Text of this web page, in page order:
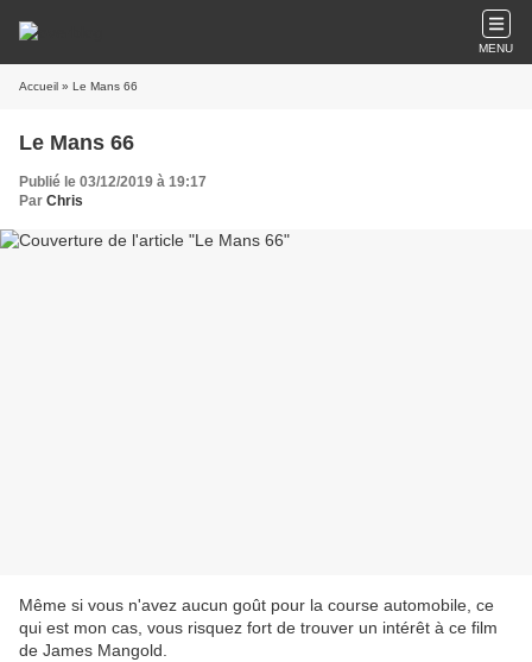
MENU
Accueil » Le Mans 66
Le Mans 66
Publié le 03/12/2019 à 19:17
Par Chris
Même si vous n'avez aucun goût pour la course automobile, ce
qui est mon cas, vous risquez fort de trouver un intérêt à ce film
de James Mangold.